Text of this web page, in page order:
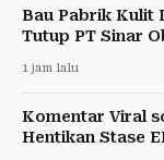
Bau Pabrik Kulit
Tutup PT Sinar
1 jam lalu
Komentar Viral
Hentikan Stase